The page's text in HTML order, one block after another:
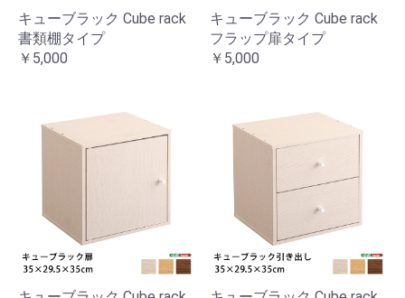
キューブラック Cube rack
書類棚タイプ
￥5,000
キューブラック Cube rack
フラップ扉タイプ
￥5,000